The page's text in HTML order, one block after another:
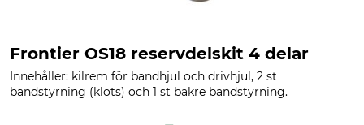
Frontier OS18 reservdelskit 4 delar
Innehåller: kilrem för bandhjul och drivhjul, 2 st
bandstyrning (klots) och 1 st bakre bandstyrning.